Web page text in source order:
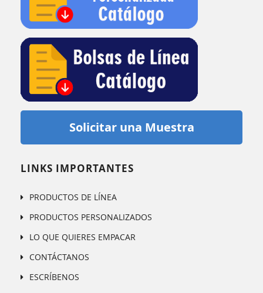
Solicitar una Muestra
LINKS IMPORTANTES
PRODUCTOS DE LÍNEA
PRODUCTOS PERSONALIZADOS
LO QUE QUIERES EMPACAR
CONTÁCTANOS
ESCRÍBENOS